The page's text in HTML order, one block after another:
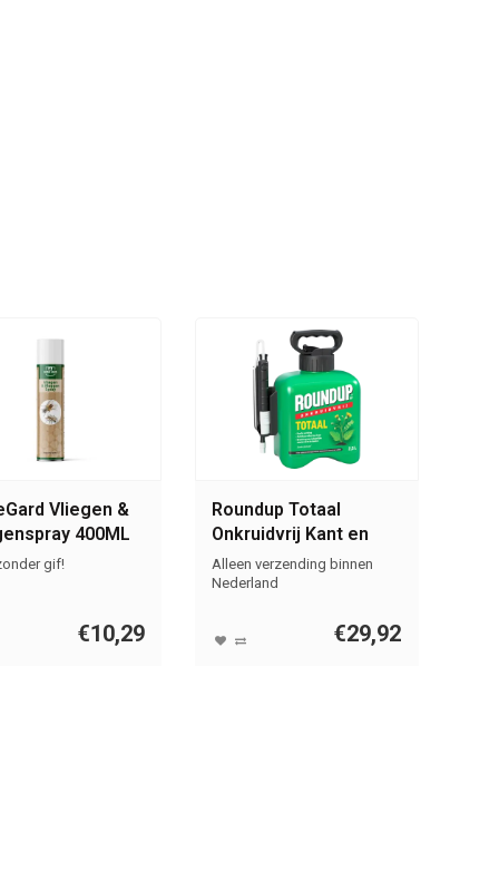
Vliegen &
400ML
gif!
€10,29
Roundup Totaal
Onkruidvrij Kant en
Klaar Sprayer 2,5L
Alleen verzending binnen
Nederland
€29,92